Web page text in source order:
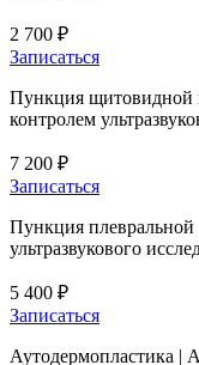
2 700 ₽
Записаться
Пункция щитовидной
контролем
7 200 ₽
Записаться
Пункция плевральной
ультразвукового
5 400 ₽
Записаться
Аутодермопластика |